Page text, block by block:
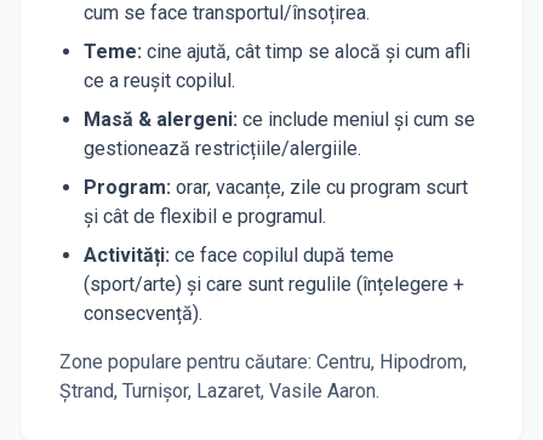
cum se face transportul/însoțirea.
Teme: cine ajută, cât timp se alocă și cum afli
ce a reușit copilul.
Masă & alergeni: ce include meniul și cum se
gestionează restricțiile/alergiile.
Program: orar, vacanțe, zile cu program scurt
și cât de flexibil e programul.
Activități: ce face copilul după teme
(sport/arte) și care sunt regulile (înțelegere +
consecvență).
Zone populare pentru căutare: Centru, Hipodrom,
Ștrand, Turnișor, Lazaret, Vasile Aaron.